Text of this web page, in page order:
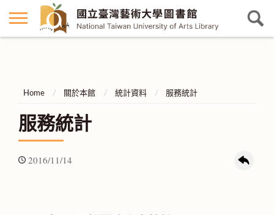
Home 關於本館 統計資料 服務統計
服務統計
2016/11/14